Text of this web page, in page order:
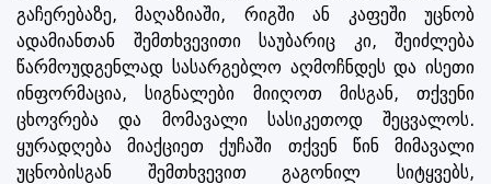
გაჩერებაზე, მაღაზიაში, რიგში ან კაფეში უცნობ
ადამიანთან შემთხვევითი საუბარიც კი, შეიძლება
წარმოუდგენლად სასარგებლო აღმოჩნდეს და ისეთი
ინფორმაცია, სიგნალები მიიღოთ მისგან, თქვენი
ცხოვრება და მომავალი სასიკეთოდ შეცვალოს.
ყურადღება მიაქციეთ ქუჩაში თქვენ წინ მიმავალი
უცნობისგან შემთხვევით გაგონილ სიტყვებს,